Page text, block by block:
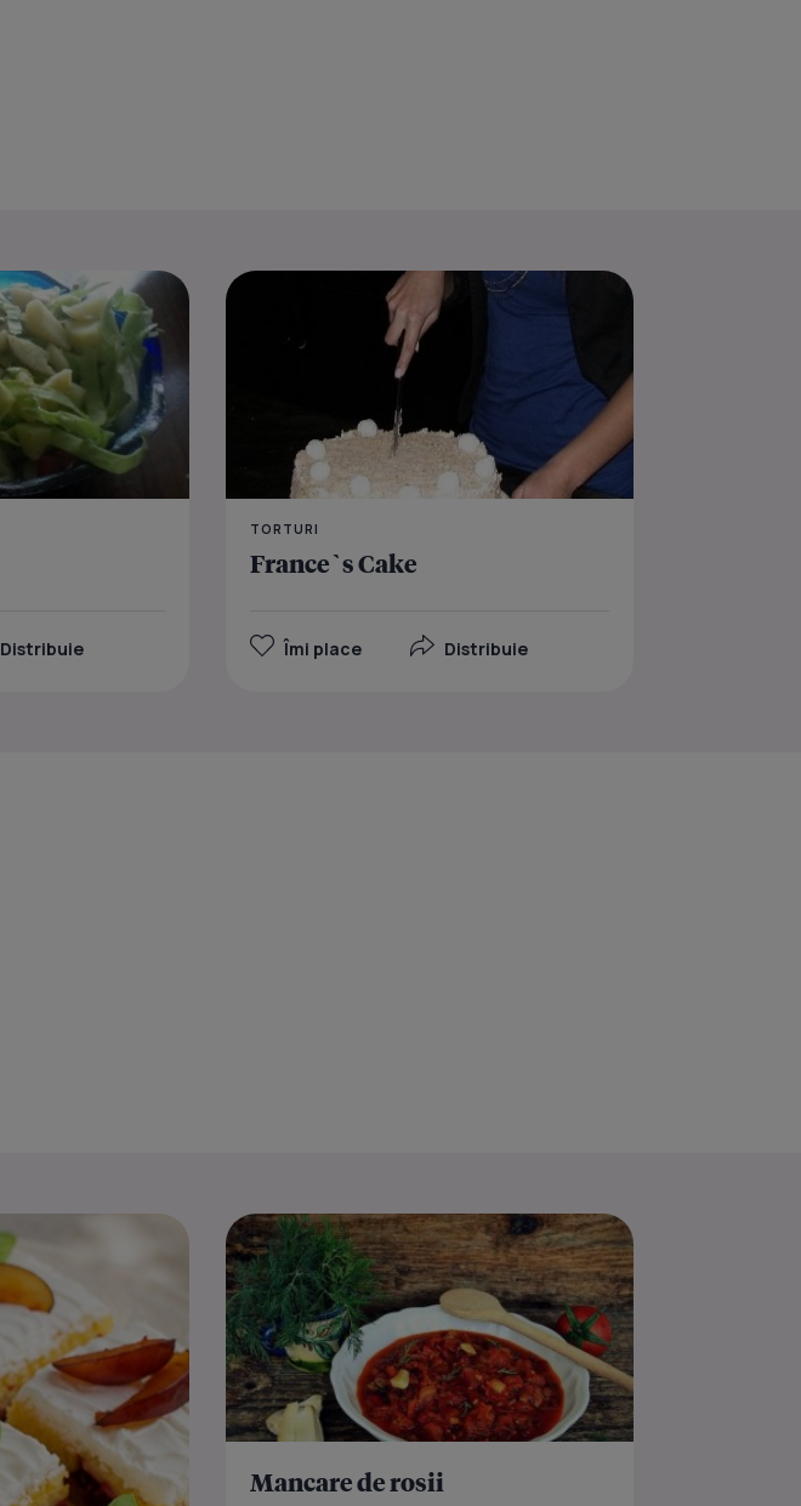
Pizza Diana
Distribuie
Salata de vara
TORTURI
France`s Cake
Îmi place Distribuie
Mancare de rosii